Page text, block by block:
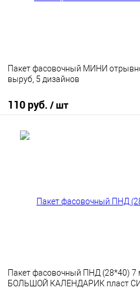
Пакет фасовочный МИНИ
выруб, 5 дизайнов
110 руб. / шт
Пакет фасовочный ПНД (28*40)
БОЛЬШОЙ КАЛЕНДАРИК пласт